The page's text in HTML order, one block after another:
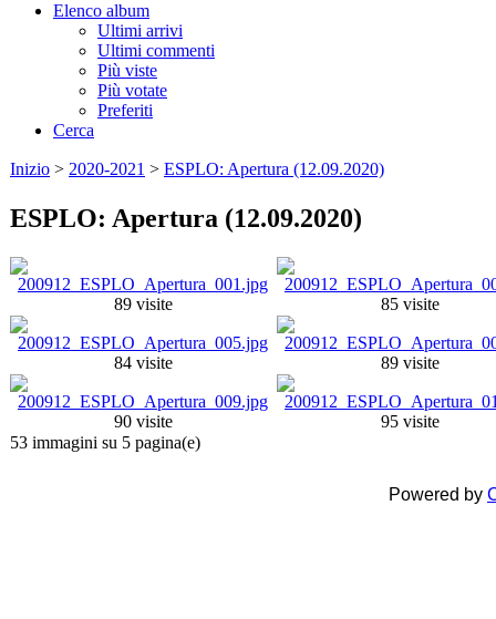
Elenco album
Ultimi arrivi
Ultimi commenti
Più viste
Più votate
Preferiti
Cerca
Inizio > 2020-2021 > ESPLO: Apertura (12.09.2020)
ESPLO: Apertura (12.09.2020)
89 visite 85 visite
84 visite 89 visite
90 visite
95 visite
53 immagini su 5 pagina(e)
Powered by